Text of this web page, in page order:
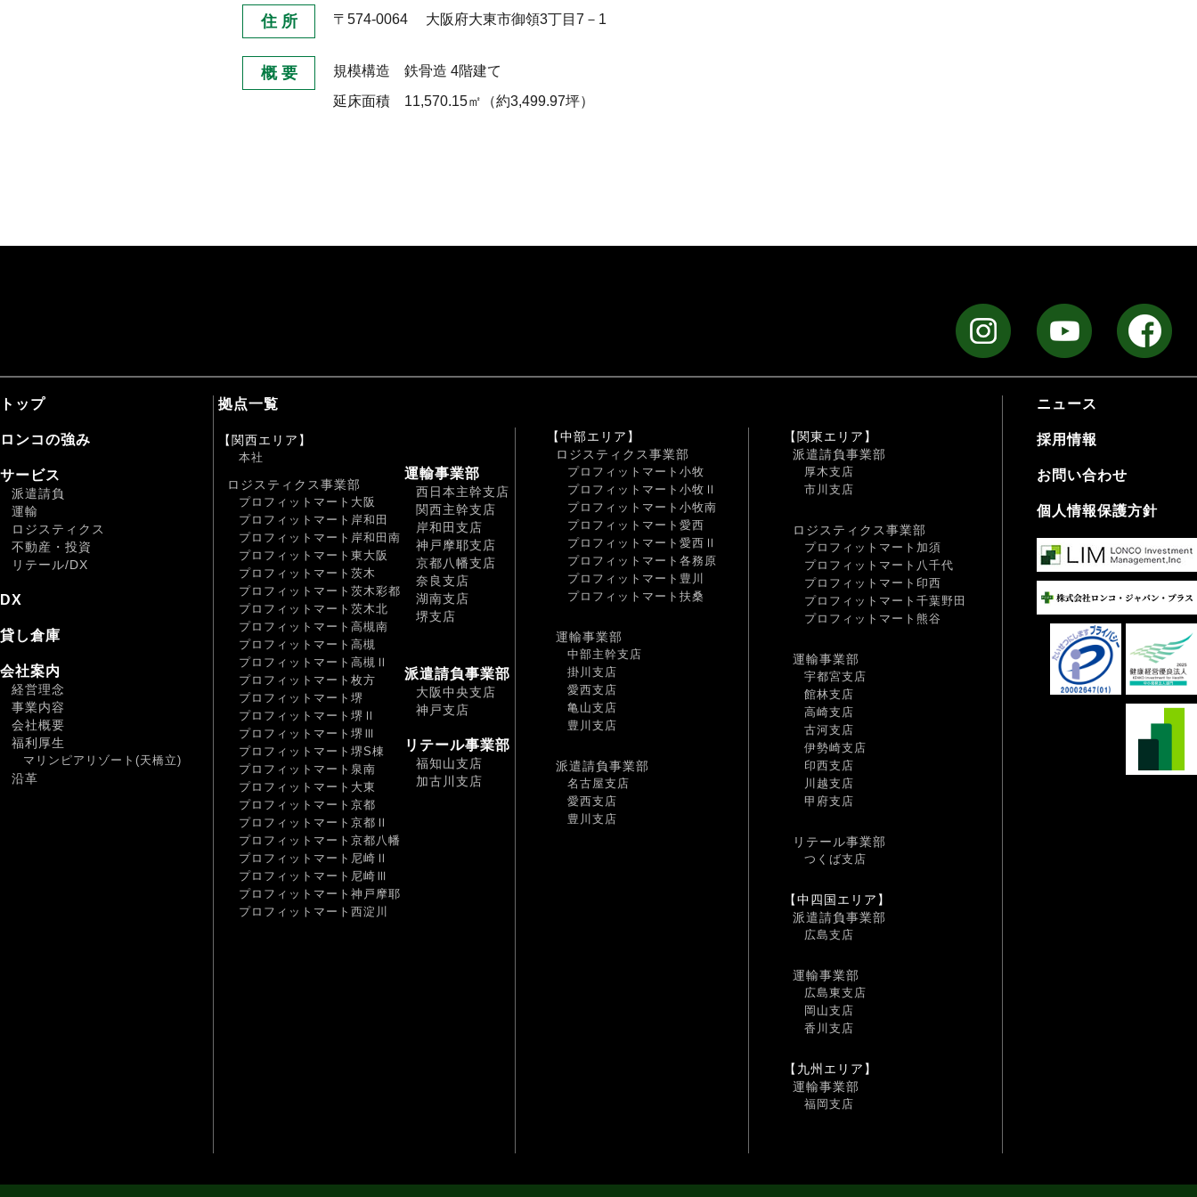
住 所 〒574-0064 大阪府大東市御領3丁目7－1
概 要 規模構造 鉄骨造 4階建て
延床面積 11,570.15㎡（約3,499.97坪）
トップ
ロンコの強み
サービス
派遣請負
運輸
ロジスティクス
不動産・投資
リテール/DX
DX
貸し倉庫
会社案内
経営理念
事業内容
会社概要
福利厚生
マリンピアリゾート(天橋立)
沿革
拠点一覧
【関西エリア】
本社
ロジスティクス事業部
プロフィットマート大阪
プロフィットマート岸和田
プロフィットマート岸和田南
プロフィットマート東大阪
プロフィットマート茨木
プロフィットマート茨木彩都
プロフィットマート茨木北
プロフィットマート高槻南
プロフィットマート高槻
プロフィットマート高槻Ⅱ
プロフィットマート枚方
プロフィットマート堺
プロフィットマート堺Ⅱ
プロフィットマート堺Ⅲ
プロフィットマート堺S棟
プロフィットマート泉南
プロフィットマート大東
プロフィットマート京都
プロフィットマート京都Ⅱ
プロフィットマート京都八幡
プロフィットマート尼崎Ⅱ
プロフィットマート尼崎Ⅲ
プロフィットマート神戸摩耶
プロフィットマート西淀川
運輸事業部
西日本主幹支店
関西主幹支店
岸和田支店
神戸摩耶支店
京都八幡支店
奈良支店
湖南支店
堺支店
派遣請負事業部
大阪中央支店
神戸支店
リテール事業部
福知山支店
加古川支店
【中部エリア】
ロジスティクス事業部
プロフィットマート小牧
プロフィットマート小牧Ⅱ
プロフィットマート小牧南
プロフィットマート愛西
プロフィットマート愛西Ⅱ
プロフィットマート各務原
プロフィットマート豊川
プロフィットマート扶桑
運輸事業部
中部主幹支店
掛川支店
愛西支店
亀山支店
豊川支店
派遣請負事業部
名古屋支店
愛西支店
豊川支店
【関東エリア】
派遣請負事業部
厚木支店
市川支店
ロジスティクス事業部
プロフィットマート加須
プロフィットマート八千代
プロフィットマート印西
プロフィットマート千葉野田
プロフィットマート熊谷
運輸事業部
宇都宮支店
館林支店
高崎支店
古河支店
伊勢崎支店
印西支店
川越支店
甲府支店
リテール事業部
つくば支店
【中四国エリア】
派遣請負事業部
広島支店
運輸事業部
広島東支店
岡山支店
香川支店
【九州エリア】
運輸事業部
福岡支店
ニュース
採用情報
お問い合わせ
個人情報保護方針